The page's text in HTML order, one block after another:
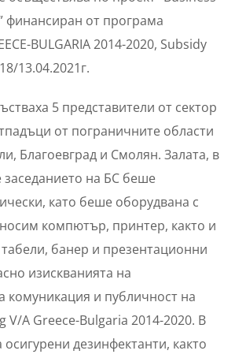
финансиран от програма
BULGARIA 2014-2020, Subsidy
13.04.2021г.
5 представители от сектор
от пограничните области
Благоевград и Смолян. Залата, в
заседанието на БС беше
като беше оборудвана с
компютър, принтер, както и
банер и презентационни
изискванията на
комуникация и публичност на
V/A Greece-Bulgaria 2014-2020. В
дезинфектанти, както